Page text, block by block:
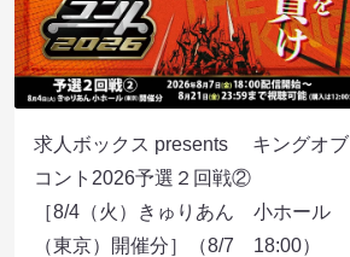
求人ボックス presents キングオブ
コント2026予選２回戦②
［8/4（火）きゅりあん 小ホール
（東京）開催分］（8/7 18:00）